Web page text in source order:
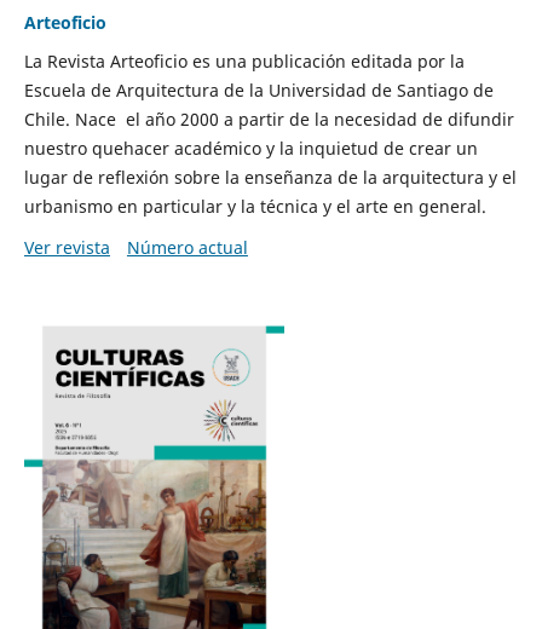
Arteoficio
La Revista Arteoficio es una publicación editada por la
Escuela de Arquitectura de la Universidad de Santiago de
Chile. Nace el año 2000 a partir de la necesidad de difundir
nuestro quehacer académico y la inquietud de crear un
lugar de reflexión sobre la enseñanza de la arquitectura y el
urbanismo en particular y la técnica y el arte en general.
Ver revista
Número actual